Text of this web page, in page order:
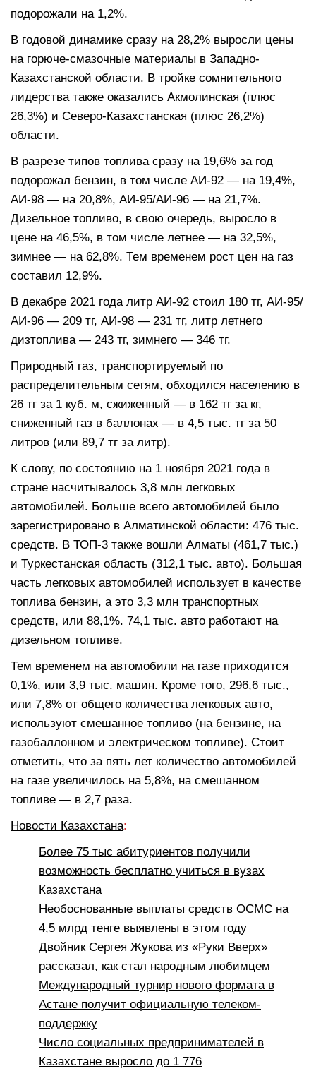
подорожали на 1,2%.
В годовой динамике сразу на 28,2% выросли цены
на горюче-смазочные материалы в Западно-
Казахстанской области. В тройке сомнительного
лидерства также оказались Акмолинская (плюс
26,3%) и Северо-Казахстанская (плюс 26,2%)
области.
В разрезе типов топлива сразу на 19,6% за год
подорожал бензин, в том числе АИ-92 — на 19,4%,
АИ-98 — на 20,8%, АИ-95/АИ-96 — на 21,7%.
Дизельное топливо, в свою очередь, выросло в
цене на 46,5%, в том числе летнее — на 32,5%,
зимнее — на 62,8%. Тем временем рост цен на газ
составил 12,9%.
В декабре 2021 года литр АИ-92 стоил 180 тг, АИ-95/
АИ-96 — 209 тг, АИ-98 — 231 тг, литр летнего
дизтоплива — 243 тг, зимнего — 346 тг.
Природный газ, транспортируемый по
распределительным сетям, обходился населению в
26 тг за 1 куб. м, сжиженный — в 162 тг за кг,
сниженный газ в баллонах — в 4,5 тыс. тг за 50
литров (или 89,7 тг за литр).
К слову, по состоянию на 1 ноября 2021 года в
стране насчитывалось 3,8 млн легковых
автомобилей. Больше всего автомобилей было
зарегистрировано в Алматинской области: 476 тыс.
средств. В ТОП-3 также вошли Алматы (461,7 тыс.)
и Туркестанская область (312,1 тыс. авто). Большая
часть легковых автомобилей использует в качестве
топлива бензин, а это 3,3 млн транспортных
средств, или 88,1%. 74,1 тыс. авто работают на
дизельном топливе.
Тем временем на автомобили на газе приходится
0,1%, или 3,9 тыс. машин. Кроме того, 296,6 тыс.,
или 7,8% от общего количества легковых авто,
используют смешанное топливо (на бензине, на
газобаллонном и электрическом топливе). Стоит
отметить, что за пять лет количество автомобилей
на газе увеличилось на 5,8%, на смешанном
топливе — в 2,7 раза.
Новости Казахстана:
Более 75 тыс абитуриентов получили
возможность бесплатно учиться в вузах
Казахстана
Необоснованные выплаты средств ОСМС на
4,5 млрд тенге выявлены в этом году
Двойник Сергея Жукова из «Руки Вверх»
рассказал, как стал народным любимцем
Международный турнир нового формата в
Астане получит официальную телеком-
поддержку
Число социальных предпринимателей в
Казахстане выросло до 1 776